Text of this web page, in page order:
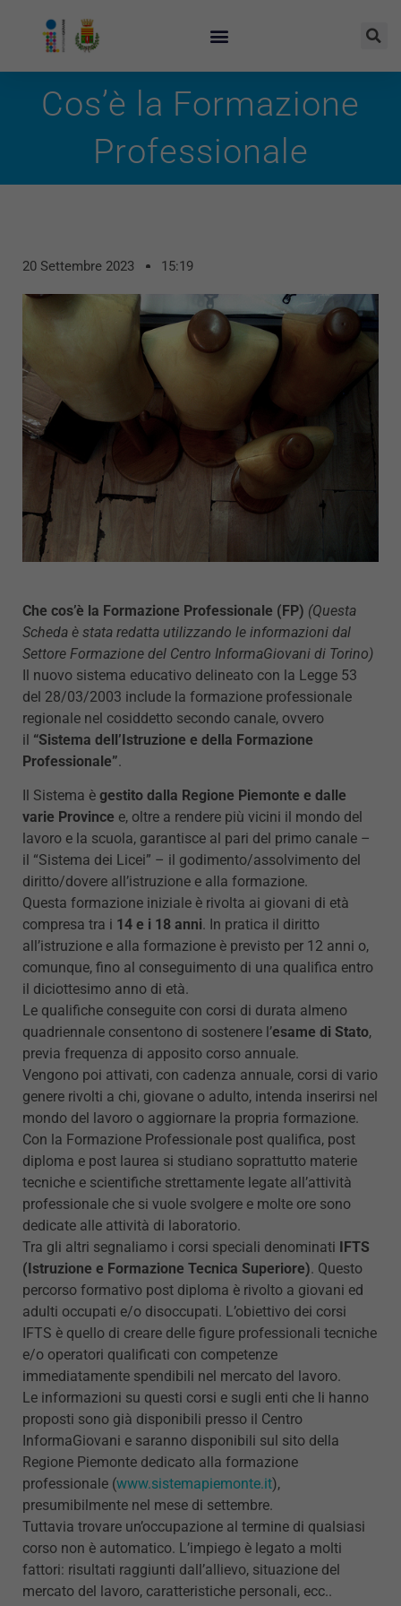
Cos’è la Formazione
Professionale
20 Settembre 2023 15:19
Che cos’è la Formazione Professionale (FP) (Questa
Scheda è stata redatta utilizzando le informazioni dal
Settore Formazione del Centro InformaGiovani di Torino)
Il nuovo sistema educativo delineato con la Legge 53
del 28/03/2003 include la formazione professionale
regionale nel cosiddetto secondo canale, ovvero
il “Sistema dell’Istruzione e della Formazione
Professionale”.
Il Sistema è gestito dalla Regione Piemonte e dalle
varie Province e, oltre a rendere più vicini il mondo del
lavoro e la scuola, garantisce al pari del primo canale –
il “Sistema dei Licei” – il godimento/assolvimento del
diritto/dovere all’istruzione e alla formazione.
Questa formazione iniziale è rivolta ai giovani di età
compresa tra i 14 e i 18 anni. In pratica il diritto
all’istruzione e alla formazione è previsto per 12 anni o,
comunque, fino al conseguimento di una qualifica entro
il diciottesimo anno di età.
Le qualifiche conseguite con corsi di durata almeno
quadriennale consentono di sostenere l’esame di Stato,
previa frequenza di apposito corso annuale.
Vengono poi attivati, con cadenza annuale, corsi di vario
genere rivolti a chi, giovane o adulto, intenda inserirsi nel
mondo del lavoro o aggiornare la propria formazione.
Con la Formazione Professionale post qualifica, post
diploma e post laurea si studiano soprattutto materie
tecniche e scientifiche strettamente legate all’attività
professionale che si vuole svolgere e molte ore sono
dedicate alle attività di laboratorio.
Tra gli altri segnaliamo i corsi speciali denominati IFTS
(Istruzione e Formazione Tecnica Superiore). Questo
percorso formativo post diploma è rivolto a giovani ed
adulti occupati e/o disoccupati. L’obiettivo dei corsi
IFTS è quello di creare delle figure professionali tecniche
e/o operatori qualificati con competenze
immediatamente spendibili nel mercato del lavoro.
Le informazioni su questi corsi e sugli enti che li hanno
proposti sono già disponibili presso il Centro
InformaGiovani e saranno disponibili sul sito della
Regione Piemonte dedicato alla formazione
professionale (www.sistemapiemonte.it),
presumibilmente nel mese di settembre.
Tuttavia trovare un’occupazione al termine di qualsiasi
corso non è automatico. L’impiego è legato a molti
fattori: risultati raggiunti dall’allievo, situazione del
mercato del lavoro, caratteristiche personali, ecc..